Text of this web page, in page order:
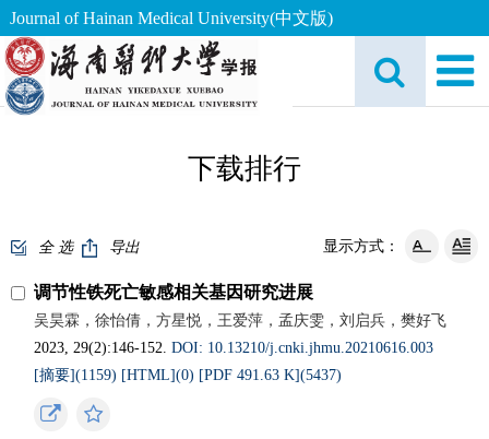
Journal of Hainan Medical University(中文版)
下载排行
全 选 导出 显示方式：
调节性铁死亡敏感相关基因研究进展
吴昊霖，徐怡倩，方星悦，王爱萍，孟庆雯，刘启兵，樊好飞
2023, 29(2):146-152.DOI: 10.13210/j.cnki.jhmu.20210616.003
[摘要](1159) [HTML](0) [PDF 491.63 K](5437)